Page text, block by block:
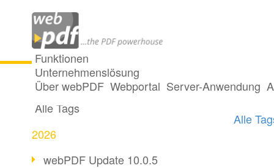
Funktionen
Unternehmenslösung
Über webPDF Webportal Server-Anwendung
Alle Beiträge
Alle Tags
2026
webPDF Update 10.0.5
Ein
Alle